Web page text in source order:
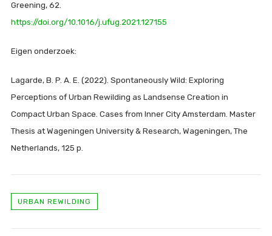
Greening, 62.
https://doi.org/10.1016/j.ufug.2021.127155
Eigen onderzoek:
Lagarde, B. P. A. E. (2022). Spontaneously Wild: Exploring
Perceptions of Urban Rewilding as Landsense Creation in
Compact Urban Space. Cases from Inner City Amsterdam. Master
Thesis at Wageningen University & Research, Wageningen, The
Netherlands, 125 p.
URBAN REWILDING